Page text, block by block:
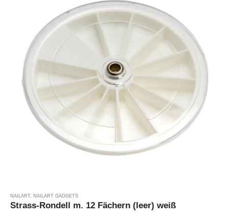
NAILART, NAILART GADGETS
Strass-Rondell m. 12 Fächern (leer) weiß